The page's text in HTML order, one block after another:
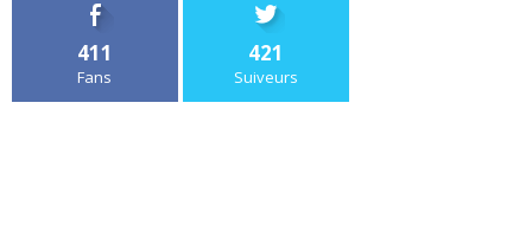
411
Fans
421
Suiveurs